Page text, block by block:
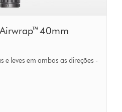
40mm
e leves em ambas as direções -